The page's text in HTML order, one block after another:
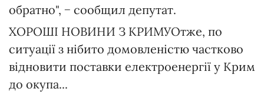
обратно", − сообщил депутат.
ХОРОШІ НОВИНИ З КРИМУОтже, по
ситуації з нібито домовленістю частково
відновити поставки електроенергії у Крим
до окупа...